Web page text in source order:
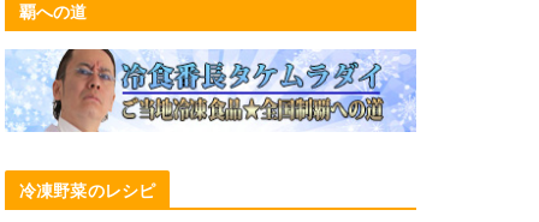
覇への道
冷凍野菜のレシピ